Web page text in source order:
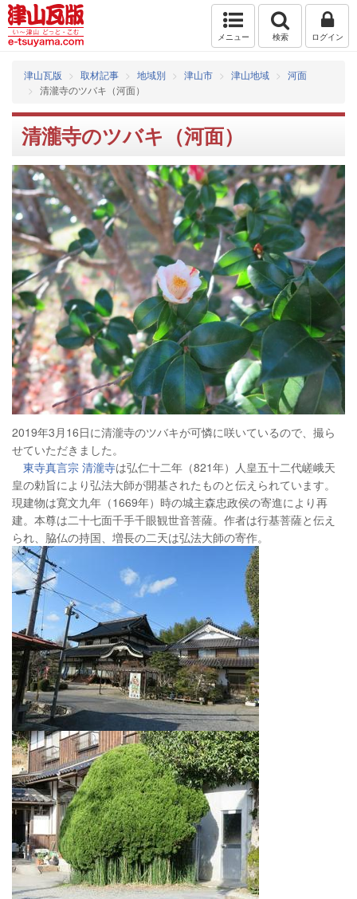
メニュー 検索 ログイン
津山瓦版 取材記事 地域別 津山市 津山地域
河面
清瀧寺のツバキ（河面）
清瀧寺のツバキ（河面）
2019年3月16日に清瀧寺のツバキが可憐に咲いているので、撮ら
せていただきました。
東寺真言宗 清瀧寺は弘仁十二年（821年）人皇五十二代嵯峨天
皇の勅旨により弘法大師が開基されたものと伝えられています。
現建物は寛文九年（1669年）時の城主森忠政侯の寄進により再
建。本尊は二十七面千手千眼観世音菩薩。作者は行基菩薩と伝え
られ、脇仏の持国、増長の二天は弘法大師の寄作。